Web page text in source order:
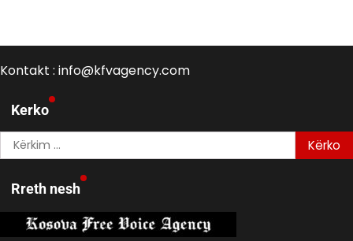
Kontakt : info@kfvagency.com
Kerko
Kërko
për:
Rreth nesh